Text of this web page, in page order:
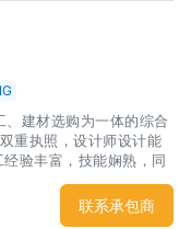
建材选购为一体的综合
重执照，设计师设计能
验丰富，技能娴熟，同
本公司本着服务至上的
装修改造服务。 通过多
居厂商也建立了合作关
联系承包商